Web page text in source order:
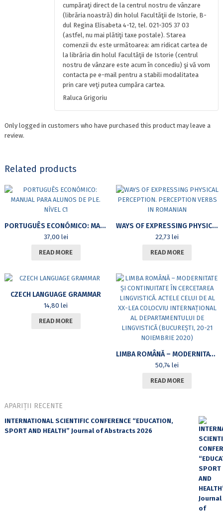
cumpăraţi direct de la centrul nostru de vânzare
(librăria noastră) din holul Facultăţii de Istorie, B-
dul Regina Elisabeta 4-12, tel. 021-305 37 03
(astfel, nu mai plătiţi taxe postale). Starea
comenzii dv. este următoarea: am ridicat cartea de
la librăria din holul Facultăţii de Istorie (centrul
nostru de vânzare este acum în concediu) şi vă vom
contacta pe e-mail pentru a stabili modalitatea
prin care veţi putea cumpăra cartea.
Raluca Grigoriu
Only logged in customers who have purchased this product may leave a
review.
Related products
PORTUGUÊS ECONÓMICO: MANUAL PARA ALUNOS DE PLE. NÍVEL C1
37,00 lei
READ MORE
WAYS OF EXPRESSING PHYSICAL PERCEPTION. PERCEPTION VERBS IN ROMANIAN
22,73 lei
READ MORE
CZECH LANGUAGE GRAMMAR
14,80 lei
READ MORE
LIMBA ROMÂNĂ – MODERNITATE ȘI CONTINUITATE ÎN CERCETAREA LINGVISTICĂ. ACTELE CELUI DE AL XX-LEA COLOCVIU INTERNAȚIONAL AL DEPARTAMENTULUI DE LINGVISTICĂ (BUCUREȘTI, 20-21 NOIEMBRIE 2020)
50,74 lei
READ MORE
APARIȚII RECENTE
INTERNATIONAL SCIENTIFIC CONFERENCE “EDUCATION,
SPORT AND HEALTH” Journal of Abstracts 2026